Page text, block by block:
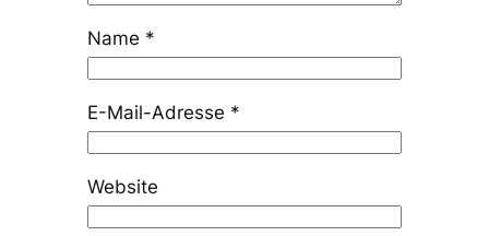
Name *
E-Mail-Adresse *
Website